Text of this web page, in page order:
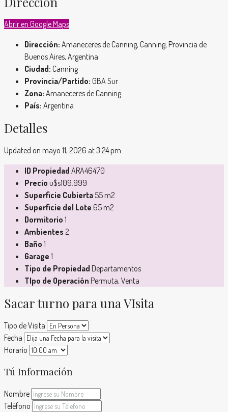
Abrir en Google Maps
Dirección: Amaneceres de Canning, Canning, Provincia de
Buenos Aires, Argentina
Ciudad: Canning
Provincia/Partido: GBA Sur
Zona: Amaneceres de Canning
País: Argentina
Detalles
Updated on mayo 11, 2026 at 3:24 pm
ID Propiedad ARA46470
Precio u$s109.999
Superficie Cubierta 55 m2
Superficie del Lote 65 m2
Dormitorio 1
Ambientes 2
Baño 1
Garage 1
Tipo de Propiedad Departamentos
TIpo de Operación Permuta, Venta
Sacar turno para una VIsita
Tipo de Visita
Fecha
Horario
Tú Información
Nombre
Teléfono